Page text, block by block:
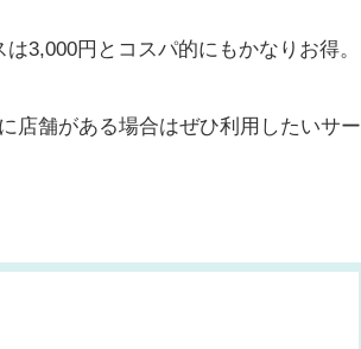
3,000円とコスパ的にもかなりお得。
店舗がある場合はぜひ利用したいサー